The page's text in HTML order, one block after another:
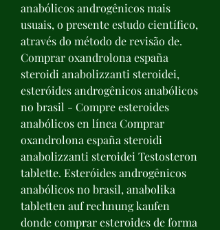
anabólicos androgênicos mais
usuais, o presente estudo científico,
através do método de revisão de.
Comprar oxandrolona españa
steroidi anabolizzanti steroidei,
esteróides androgênicos anabólicos
no brasil - Compre esteroides
anabólicos en línea Comprar
oxandrolona españa steroidi
anabolizzanti steroidei Testosteron
tablette. Esteróides androgênicos
anabólicos no brasil, anabolika
tabletten auf rechnung kaufen
donde comprar esteroides de forma